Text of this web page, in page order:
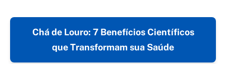
Chá de Louro: 7 Benefícios Científicos
que Transformam sua Saúde